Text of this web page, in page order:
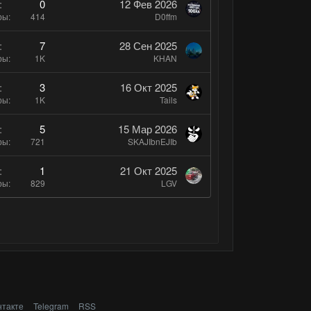
с
л
о
с
0
414
12 Фев 2026
D0ffm
7
1K
28 Сен 2025
KHAN
3
1K
16 Окт 2025
Tails
5
721
15 Мар 2026
SKAJIbnEJIb
1
829
21 Окт 2025
LGV
Telegram RSS